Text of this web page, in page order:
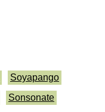
Soyapango
Sonsonate